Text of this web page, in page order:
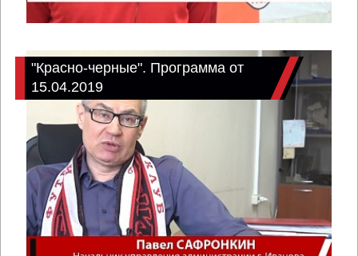
"Красно-черные". Программа от
15.04.2019